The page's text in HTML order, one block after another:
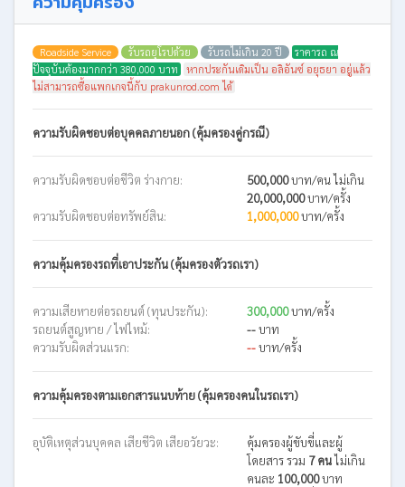
Roadside Service รับรถยุโรปด้วย รับรถไม่เกิน 20 ปี
ราคารถ ณ
ปัจจุบันต้องมากกว่า 380,000 บาท
หากประกันเดิมเป็น อลิอันซ์ อยุธยา อยู่แล้ว
ไม่สามารถซื้อแพกเกจนี้กับ prakunrod.com ได้
ความรับผิดชอบต่อบุคคลภายนอก (คุ้มครองคู่กรณี)
ความรับผิดชอบต่อชีวิต ร่างกาย: 500,000บาท/คน ไม่เกิน
20,000,000บาท/ครั้ง
ความรับผิดชอบต่อทรัพย์สิน:
1,000,000บาท/ครั้ง
ความคุ้มครองรถที่เอาประกัน (คุ้มครองตัวรถเรา)
ความเสียหายต่อรถยนต์ (ทุนประกัน): 300,000บาท/ครั้ง
รถยนต์สูญหาย / ไฟไหม้:
--บาท
ความรับผิดส่วนแรก:
--บาท/ครั้ง
ความคุ้มครองตามเอกสารแนบท้าย (คุ้มครองคนในรถเรา)
อุบัติเหตุส่วนบุคคล เสียชีวิต เสียอวัยวะ:
คุ้มครองผู้ขับขี่และผู้
โดยสาร รวม 7 คนไม่เกิน
คนละ 100,000บาท